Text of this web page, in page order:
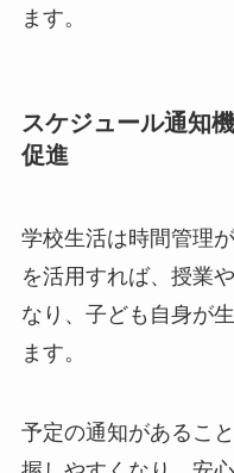
ます。
スケジュール通知
促進
学校生活は時間管理
を活用すれば、授業
なり、子ども自身が
ます。
予定の通知があるこ